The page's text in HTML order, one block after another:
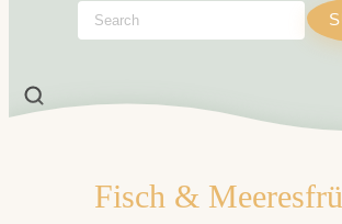
Fisch &